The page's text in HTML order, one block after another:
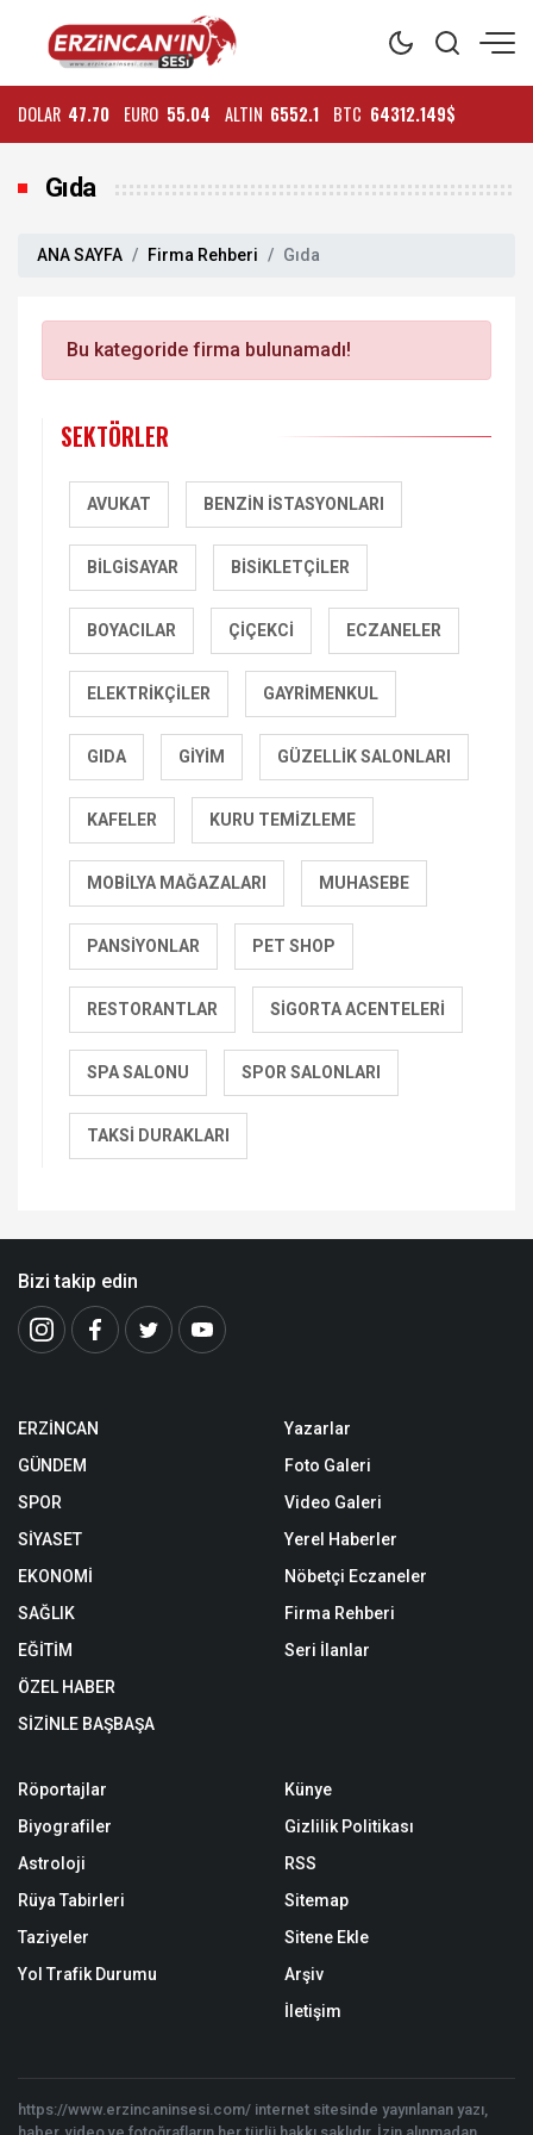
DOLAR 47.70 EURO 55.04 ALTIN 6552.1 BTC 64312.149$
Gıda
ANA SAYFA Firma Rehberi Gıda
Bu kategoride firma bulunamadı!
SEKTÖRLER
AVUKAT BENZIN İSTASYONLARI
BILGISAYAR BISIKLETÇILER
BOYACILAR ÇIÇEKCI ECZANELER
ELEKTRIKÇILER GAYRIMENKUL
GIDA GIYIM GÜZELLIK SALONLARI
KAFELER KURU TEMIZLEME
MOBILYA MAĞAZALARI MUHASEBE
PANSIYONLAR PET SHOP
RESTORANTLAR SIGORTA ACENTELERI
SPA SALONU SPOR SALONLARI
TAKSI DURAKLARI
Bizi takip edin
ERZİNCAN
GÜNDEM
SPOR
SİYASET
EKONOMİ
SAĞLIK
EĞİTİM
ÖZEL HABER
SİZİNLE BAŞBAŞA
Yazarlar
Foto Galeri
Video Galeri
Yerel Haberler
Nöbetçi Eczaneler
Firma Rehberi
Seri İlanlar
Röportajlar
Biyografiler
Astroloji
Rüya Tabirleri
Taziyeler
Yol Trafik Durumu
Künye
Gizlilik Politikası
RSS
Sitemap
Sitene Ekle
Arşiv
İletişim
https://www.erzincaninsesi.com/ internet sitesinde yayınlanan yazı,